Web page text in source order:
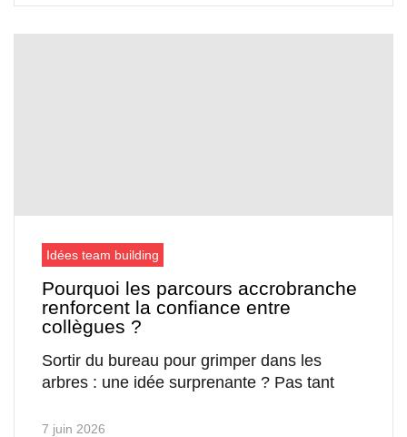
Idées team building
Pourquoi les parcours accrobranche
renforcent la confiance entre
collègues ?
Sortir du bureau pour grimper dans les
arbres : une idée surprenante ? Pas tant
7 juin 2026